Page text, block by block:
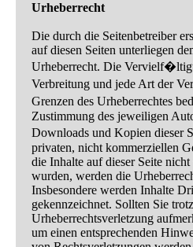
Urheberrecht
Die durch die Seitenbetreiber
auf diesen Seiten unterliegen
Urheberrecht. Die
Verbreitung und jede Art der
Grenzen des Urheberrechtes
Zustimmung des jeweiligen
Downloads und Kopien dieser
privaten, nicht kommerziellen
die Inhalte auf dieser Seite
wurden, werden die
Insbesondere werden Inhalte
gekennzeichnet. Sollten Sie
Urheberrechtsverletzung
um einen entsprechenden